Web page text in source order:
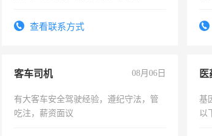
查看联系方式
客车司机 08月06日
有大客车安全驾驶经验，遵纪守法，管
吃注，薪资面议
医
基
以